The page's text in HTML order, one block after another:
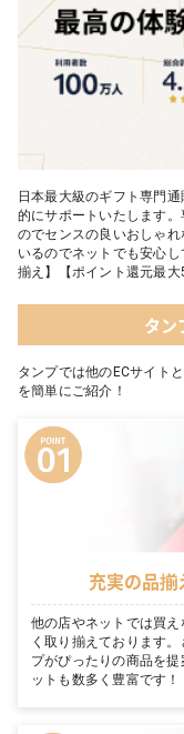
日本最大級のギフト専門
的にサポートいたします
のでセンスの良いおしゃ
いるのでネットでも安心
揃え】【ポイント還元最大
タン
タンプでは他のECサイト
を簡単にご紹介！
充実の品
他の店やネットでは買
く取り揃えております
プがぴったりの商品を
ットも数多く豊富です！